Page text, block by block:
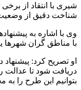
شیری با انتقاد از
شناخت دقیق از
وی با اشاره به
با مناطق گران‌ شهرها
او تصریح کرد:
دریافت شود تا عدالت
بتوانیم این طرح را به